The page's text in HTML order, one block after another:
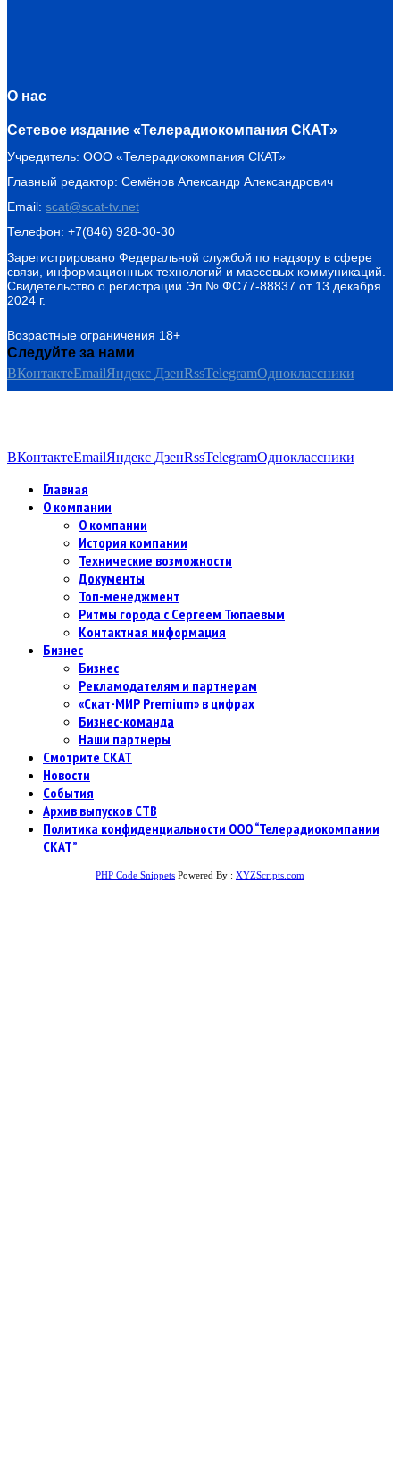
О нас
Сетевое издание «Телерадиокомпания СКАТ»
Учредитель: ООО «Телерадиокомпания СКАТ»
Главный редактор: Семёнов Александр Александрович
Email: scat@scat-tv.net
Телефон: +7(846) 928-30-30
Зарегистрировано Федеральной службой по надзору в сфере
связи, информационных технологий и массовых коммуникаций.
Свидетельство о регистрации Эл № ФС77-88837 от 13 декабря
2024 г.
Возрастные ограничения 18+
Следуйте за нами
ВКонтактеEmailЯндекс ДзенRssTelegramОдноклассники
ВКонтактеEmailЯндекс ДзенRssTelegramОдноклассники
Главная
О компании
О компании
История компании
Технические возможности
Документы
Топ-менеджмент
Ритмы города с Сергеем Тюпаевым
Контактная информация
Бизнес
Бизнес
Рекламодателям и партнерам
«Скат-МИР Premium» в цифрах
Бизнес-команда
Наши партнеры
Смотрите СКАТ
Новости
События
Архив выпусков СТВ
Политика конфиденциальности ООО “Телерадиокомпании
СКАТ”
PHP Code Snippets Powered By : XYZScripts.com